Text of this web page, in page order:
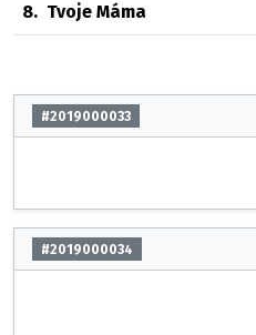
8. Tvoje Máma
#2019000033
#2019000034